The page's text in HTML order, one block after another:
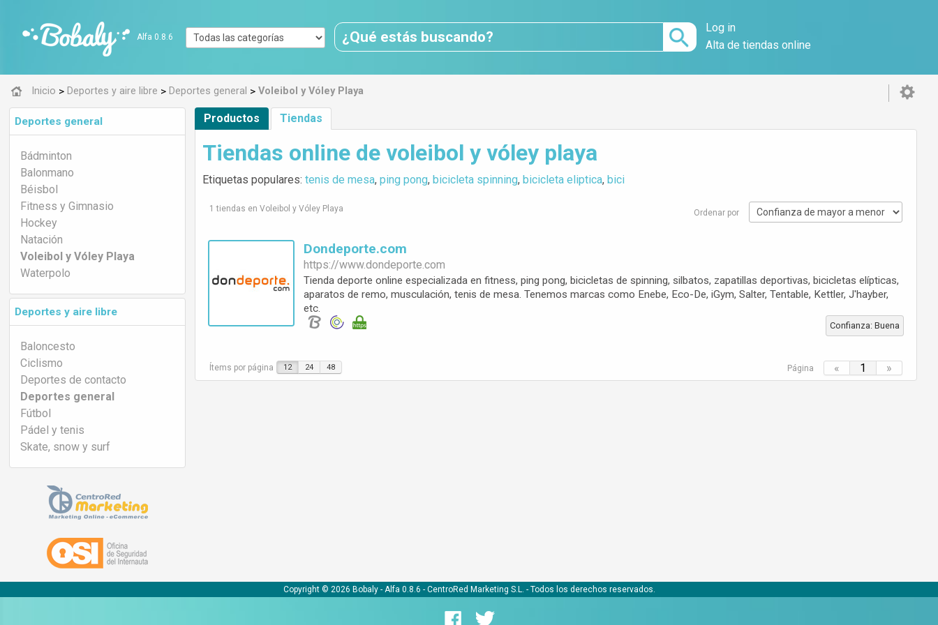
Alfa 0.8.6
Log in
Alta de tiendas online
Inicio > Deportes y aire libre > Deportes general > Voleibol y Vóley Playa
Deportes general
Bádminton
Balonmano
Béisbol
Fitness y Gimnasio
Hockey
Natación
Voleibol y Vóley Playa
Waterpolo
Deportes y aire libre
Baloncesto
Ciclismo
Deportes de contacto
Deportes general
Fútbol
Pádel y tenis
Skate, snow y surf
Productos Tiendas
Tiendas online de voleibol y vóley playa
Etiquetas populares:tenis de mesa,ping pong,bicicleta spinning,bicicleta eliptica,bici
1 tiendas en Voleibol y Vóley Playa Ordenar por
Dondeporte.com
https://www.dondeporte.com
Tienda deporte online especializada en fitness, ping pong, bicicletas de spinning, silbatos, zapatillas deportivas, bicicletas elípticas,
aparatos de remo, musculación, tenis de mesa. Tenemos marcas como Enebe, Eco-De, iGym, Salter, Tentable, Kettler, J'hayber,
etc.
Confianza: Buena
Ítems por página 12 24 48 Página « 1 »
Copyright © 2026 Bobaly - Alfa 0.8.6 - CentroRed Marketing S.L. - Todos los derechos reservados.